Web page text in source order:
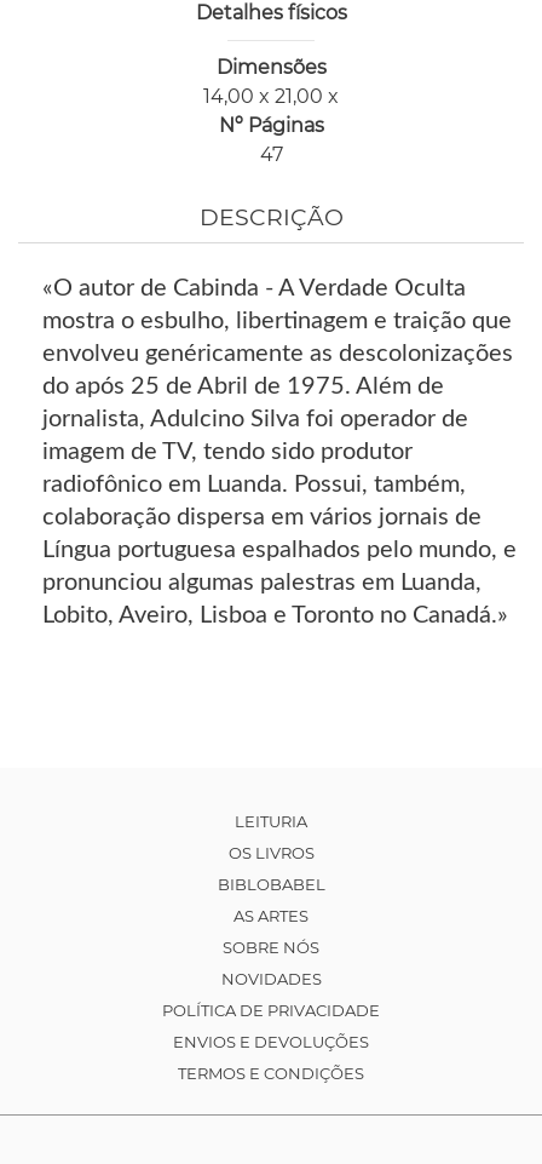
Detalhes físicos
Dimensões
14,00 x 21,00 x
Nº Páginas
47
DESCRIÇÃO
«O autor de Cabinda - A Verdade Oculta
mostra o esbulho, libertinagem e traição que
envolveu genéricamente as descolonizações
do após 25 de Abril de 1975. Além de
jornalista, Adulcino Silva foi operador de
imagem de TV, tendo sido produtor
radiofônico em Luanda. Possui, também,
colaboração dispersa em vários jornais de
Língua portuguesa espalhados pelo mundo, e
pronunciou algumas palestras em Luanda,
Lobito, Aveiro, Lisboa e Toronto no Canadá.»
LEITURIA
OS LIVROS
BIBLOBABEL
AS ARTES
SOBRE NÓS
NOVIDADES
POLÍTICA DE PRIVACIDADE
ENVIOS E DEVOLUÇÕES
TERMOS E CONDIÇÕES